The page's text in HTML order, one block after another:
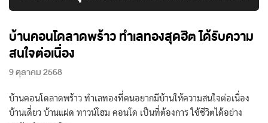
บ้านคอนโดลาดพร้าว ทำเลทองสุดฮิต ได้รับความ
สนใจต่อเนื่อง
9 ตุลาคม 2568
บ้านคอนโดลาดพร้าว ทำเลทองที่คนอยากมีบ้านให้ความสนใจต่อเนื่อง
บ้านเดี่ยว บ้านแฝด ทาวน์โฮม คอนโด เป็นที่ต้องการ ใช้ชีวิตได้อย่าง